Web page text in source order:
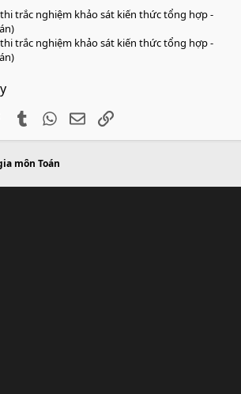
trắc nghiệm khảo sát kiến thức tổng hợp -
trắc nghiệm khảo sát kiến thức tổng hợp -
PinterestTumblr WhatsApp
EmailLink
môn Toán